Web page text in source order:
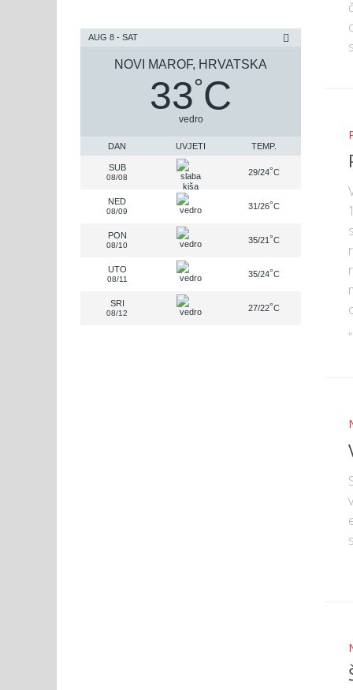
AUG 8 - SAT
NOVI MAROF, HRVATSKA
33°C
vedro
DAN UVJETI TEMP.
SUB
08/08
29/24°C
NED
08/09
31/26°C
PON
08/10
35/21°C
UTO
08/11
35/24°C
SRI
08/12
27/22°C